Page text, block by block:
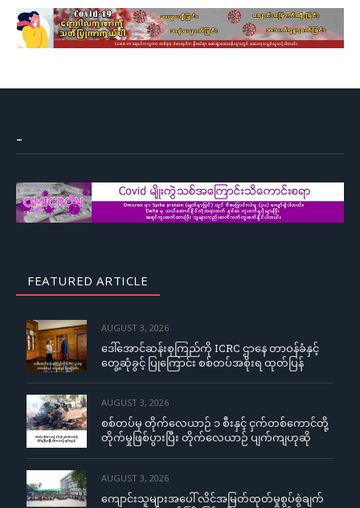
–
FEATURED ARTICLE
AUGUST 3, 2026
ဒေါ်အောင်ဆန်းစုကြည်ကို ICRC ဌာနေ တာဝန်ခံနှင့်
တွေ့ဆုံခွင့် ပြုကြောင်း စစ်တပ်အစိုးရ ထုတ်ပြန်
AUGUST 3, 2026
စစ်တပ်မှ တိုက်လေယာဉ် ၁ စီးနှင့် ငှက်တစ်ကောင်တို့
တိုက်မှုဖြစ်ပွားပြီး တိုက်လေယာဉ် ပျက်ကျဟုဆို
AUGUST 3, 2026
ကျောင်းသူများအပေါ် လိင်အမြတ်ထုတ်မှုစွပ်စွဲချက်